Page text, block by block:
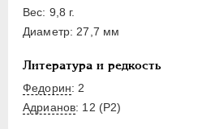
Вес: 9,8 г.
Диаметр: 27,7 мм
Литература и редкость
Федорин: 2
Адрианов: 12 (Р2)